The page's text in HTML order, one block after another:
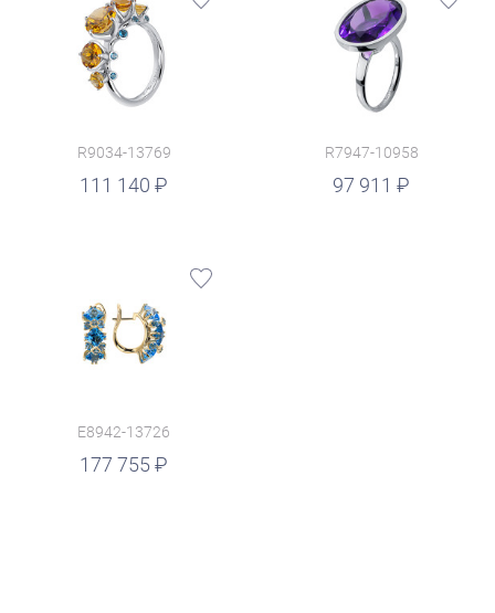
R9034-13769
111 140
R7947-10958
97 911
руб.
E8942-13726
177 755